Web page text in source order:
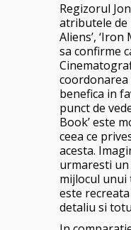
Regizorul
atributele de
Aliens’, ‘Iron
sa confirme
benefica in
punct de
Book’ este
ceea ce
acesta.
urmaresti
mijlocul unui
este
detaliu si